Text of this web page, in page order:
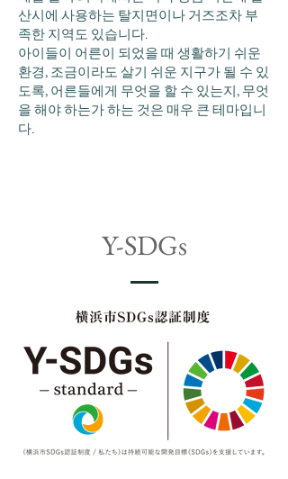
산시에 사용하는 탈지면이나 거즈조차 부
족한 지역도 있습니다.
아이들이 어른이 되었을 때 생활하기 쉬운
환경, 조금이라도 살기 쉬운 지구가 될 수 있
도록, 어른들에게 무엇을 할 수 있는지, 무엇
을 해야 하는가 하는 것은 매우 큰 테마입니
다.
Y-SDGs